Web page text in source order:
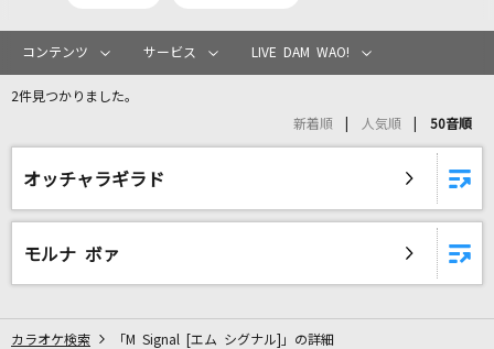
カラオケリクエスト
リアルタイムで歌われている曲の一覧
[生音]天城越え
石川さゆり
back number
コンテンツ サービス LIVE DAM WAO!
2件見つかりました。
新着順 人気順 50音順
オッチャラギラド
モルナ ボァ
カラオケ検索 「M Signal [エム シグナル]」の詳細